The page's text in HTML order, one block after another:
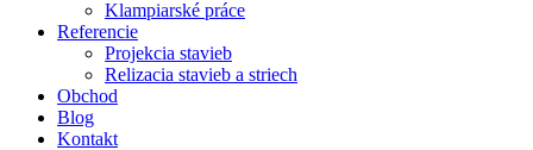
Klampiarské práce
Referencie
Projekcia stavieb
Relizacia stavieb a striech
Obchod
Blog
Kontakt